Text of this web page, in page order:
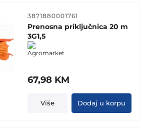
3871880001761
Prenosna priključnica 20 m
3G1,5
67,98 KM
Više Dodaj u korpu